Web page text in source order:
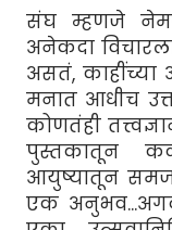
संघ म्हणजे
अनेकदा
असतं, काहींच्या
मनात आधीच
कोणतंही
पुस्तकातून
आयुष्यातून
एक